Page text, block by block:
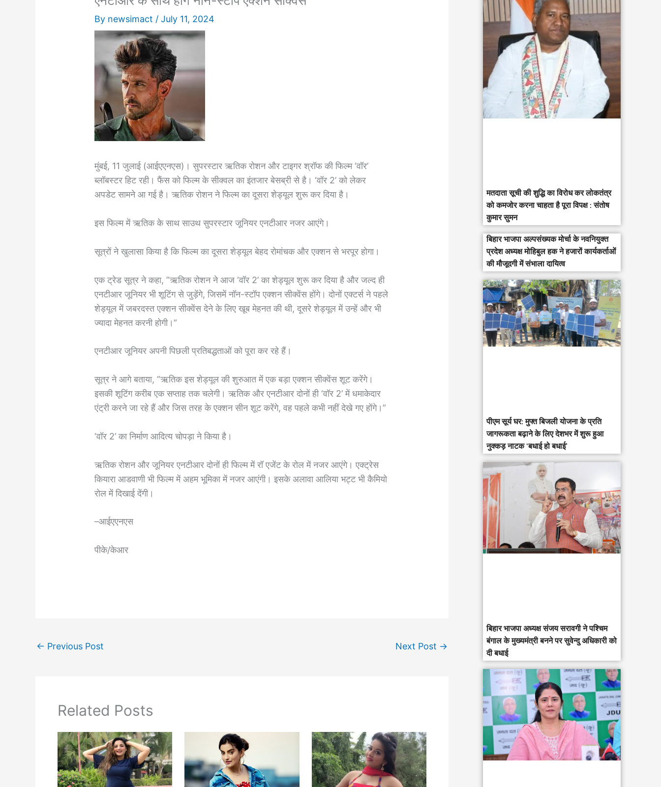
By newsimact /July 11, 2024
मुंबई, 11 जुलाई (आईएएनएस)। सुपरस्टार ऋतिक रोशन और टाइगर श्रॉफ की फिल्म ‘वॉर’
ब्लॉबस्टर हिट रही। फैंस को फिल्म के सीक्वल का इंतजार बेसब्री से है। ‘वॉर 2’ को लेकर
अपडेट सामने आ गई है। ऋतिक रोशन ने फिल्म का दूसरा शेड्यूल शुरू कर दिया है।
इस फिल्म में ऋतिक के साथ साउथ सुपरस्टार जूनियर एनटीआर नजर आएंगे।
सूत्रों ने खुलासा किया है कि फिल्म का दूसरा शेड्यूल बेहद रोमांचक और एक्शन से भरपूर होगा।
एक ट्रेड सूत्र ने कहा, ”ऋतिक रोशन ने आज ‘वॉर 2’ का शेड्यूल शुरू कर दिया है और जल्द ही
एनटीआर जूनियर भी शूटिंग से जुड़ेंगे, जिसमें नॉन-स्टॉप एक्शन सीक्वेंस होंगे। दोनों एक्टर्स ने पहले
शेड्यूल में जबरदस्त एक्शन सीक्वेंस देने के लिए खूब मेहनत की थी, दूसरे शेड्यूल में उन्हें और भी
ज्यादा मेहनत करनी होगी।”
एनटीआर जूनियर अपनी पिछली प्रतिबद्धताओं को पूरा कर रहे हैं।
सूत्र ने आगे बताया, ”ऋतिक इस शेड्यूल की शुरुआत में एक बड़ा एक्शन सीक्वेंस शूट करेंगे।
इसकी शूटिंग करीब एक सप्ताह तक चलेगी। ऋतिक और एनटीआर दोनों ही ‘वॉर 2’ में धमाकेदार
एंट्री करने जा रहे हैं और जिस तरह के एक्शन सीन शूट करेंगे, वह पहले कभी नहीं देखे गए होंगे।”
‘वॉर 2’ का निर्माण आदित्य चोपड़ा ने किया है।
ऋतिक रोशन और जूनियर एनटीआर दोनों ही फिल्म में रॉ एजेंट के रोल में नजर आएंगे। एक्ट्रेस
कियारा आडवाणी भी फिल्म में अहम भूमिका में नजर आएंगी। इसके अलावा आलिया भट्ट भी कैमियो
रोल में दिखाई देंगी।
–आईएएनएस
पीके/केआर
← Previous Post Next Post →
Related Posts
मतदाता सूची की शुद्धि का विरोध कर लोकतंत्र
को कमजोर करना चाहता है पूरा विपक्ष : संतोष
कुमार सुमन
बिहार भाजपा अल्पसंख्यक मोर्चा के नवनियुक्त
प्रदेश अध्यक्ष मोहिबुल हक ने हजारों कार्यकर्ताओं
की मौजूदगी में संभाला दायित्व
पीएम सूर्य घर: मुफ्त बिजली योजना के प्रति
जागरूकता बढ़ाने के लिए देशभर में शुरू हुआ
नुक्कड़ नाटक ‘बधाई हो बधाई’
‎बिहार भाजपा अध्यक्ष संजय सरावगी ने पश्चिम
बंगाल के मुख्यमंत्री बनने पर सुवेन्दु अधिकारी को
दी बधाई